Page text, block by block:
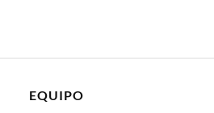
EQUIPO